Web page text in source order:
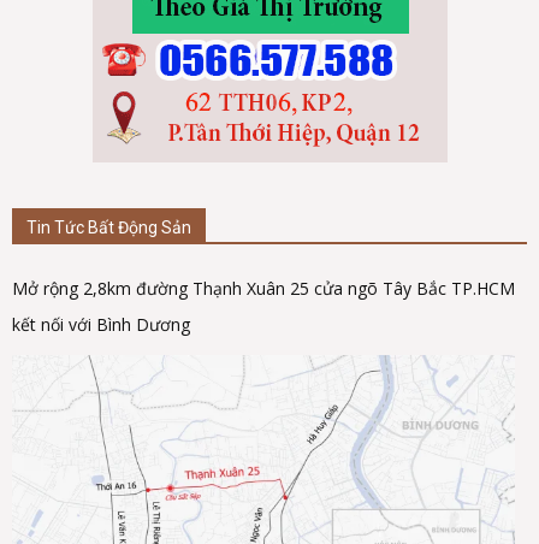
Tin Tức Bất Động Sản
Mở rộng 2,8km đường Thạnh Xuân 25 cửa ngõ Tây Bắc TP.HCM
kết nối với Bình Dương